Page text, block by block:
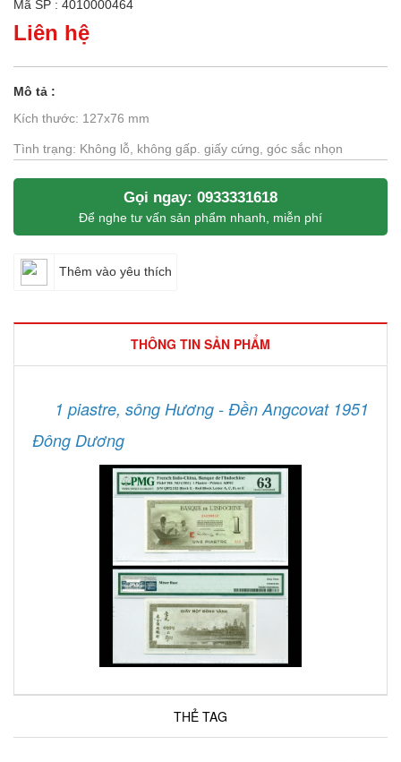
Mã SP : 4010000464
Liên hệ
Mô tả :
Kích thước: 127x76 mm
Tình trạng: Không lỗ, không gấp. giấy cứng, góc sắc nhọn
Gọi ngay: 0933331618
Để nghe tư vấn sản phẩm nhanh, miễn phí
Thêm vào yêu thích
THÔNG TIN SẢN PHẨM
1 piastre, sông Hương - Đền Angcovat 1951
Đông Dương
THẺ TAG